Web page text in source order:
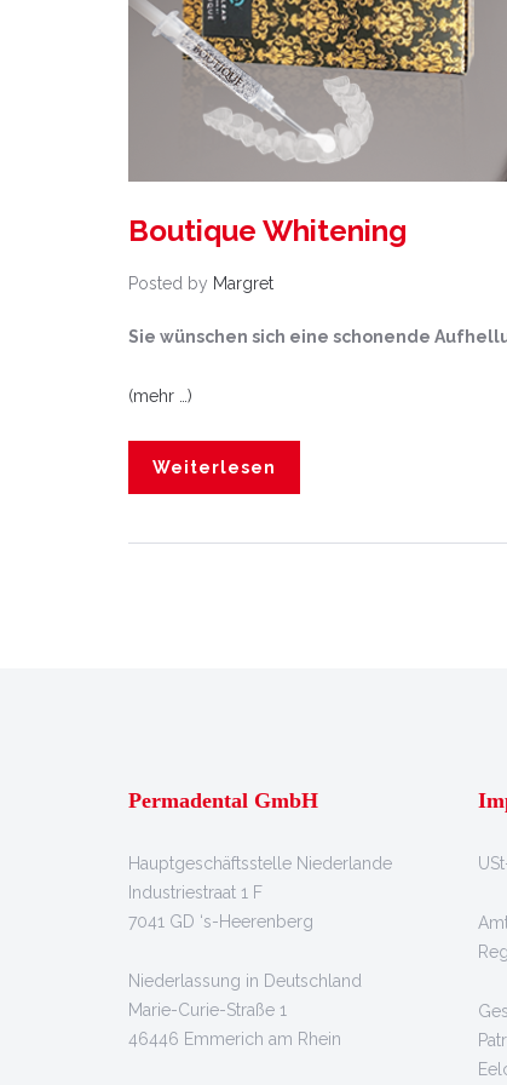
Boutique Whitening
Posted by Margret
Sie wünschen sich eine schonende
(mehr …)
Weiterlesen
Permadental GmbH
Hauptgeschäftsstelle Niederlande
Industriestraat 1 F
7041 GD ‘s-Heerenberg
Niederlassung in Deutschland
Marie-Curie-Straße 1
46446 Emmerich am Rhein